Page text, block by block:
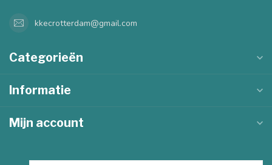
kkecrotterdam@gmail.com
Categorieën
Informatie
Mijn account